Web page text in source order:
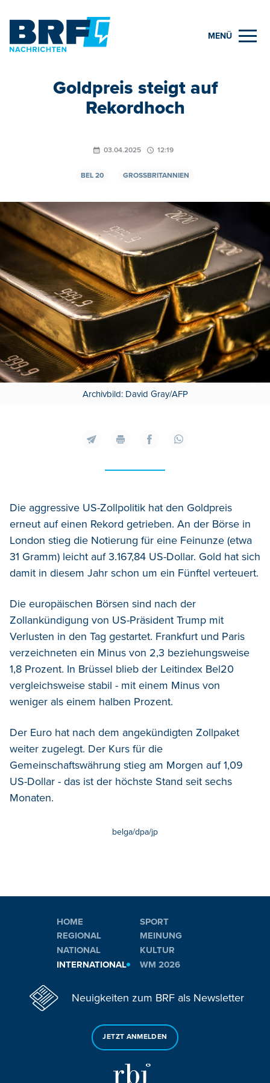
MENÜ
Goldpreis steigt auf
Rekordhoch
03.04.2025 12:19
BEL 20 GROSSBRITANNIEN
Archivbild: David Gray/AFP
Die aggressive US-Zollpolitik hat den Goldpreis
erneut auf einen Rekord getrieben. An der Börse in
London stieg die Notierung für eine Feinunze (etwa
31 Gramm) leicht auf 3.167,84 US-Dollar. Gold hat sich
damit in diesem Jahr schon um ein Fünftel verteuert.
Die europäischen Börsen sind nach der
Zollankündigung von US-Präsident Trump mit
Verlusten in den Tag gestartet. Frankfurt und Paris
verzeichneten ein Minus von 2,3 beziehungsweise
1,8 Prozent. In Brüssel blieb der Leitindex Bel20
vergleichsweise stabil - mit einem Minus von
weniger als einem halben Prozent.
Der Euro hat nach dem angekündigten Zollpaket
weiter zugelegt. Der Kurs für die
Gemeinschaftswährung stieg am Morgen auf 1,09
US-Dollar - das ist der höchste Stand seit sechs
Monaten.
belga/dpa/jp
HOME
REGIONAL
NATIONAL
INTERNATIONAL
SPORT
MEINUNG
KULTUR
WM 2026
Neuigkeiten zum BRF als Newsletter
JETZT ANMELDEN